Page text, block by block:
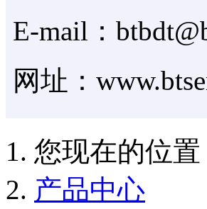
E-mail：
网址：
您现在的位置
产品中心